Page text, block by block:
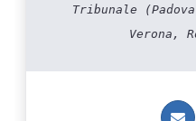
Tribunale
Verona,